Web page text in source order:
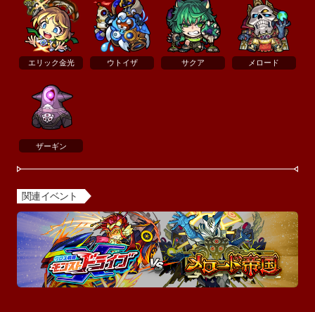
エリック金光 ウトイザ サクア メロード
ザーギン
関連イベント